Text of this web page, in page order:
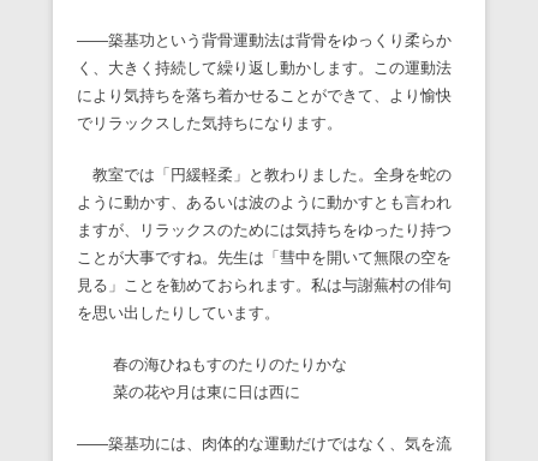
――築基功という背骨運動法は背骨をゆっくり柔らか
く、大きく持続して繰り返し動かします。この運動法
により気持ちを落ち着かせることができて、より愉快
でリラックスした気持ちになります。
教室では「円緩軽柔」と教わりました。全身を蛇の
ように動かす、あるいは波のように動かすとも言われ
ますが、リラックスのためには気持ちをゆったり持つ
ことが大事ですね。先生は「彗中を開いて無限の空を
見る」ことを勧めておられます。私は与謝蕪村の俳句
を思い出したりしています。
春の海ひねもすのたりのたりかな
菜の花や月は東に日は西に
――築基功には、肉体的な運動だけではなく、気を流